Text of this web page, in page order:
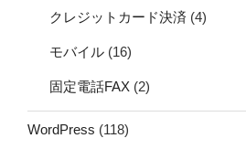
クレジットカード決済 (4)
モバイル (16)
固定電話FAX (2)
WordPress (118)